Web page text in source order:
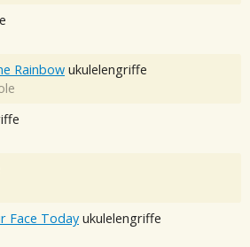
Rainbow ukulelengriffe
Face Today ukulelengriffe